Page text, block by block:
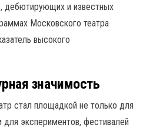
дебютирующих и известных
Московского театра
высокого
значимость
стал площадкой не только для
для экспериментов, фестивалей